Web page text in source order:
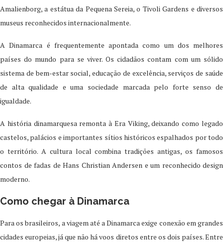
Amalienborg, a estátua da Pequena Sereia, o Tivoli Gardens e diversos
museus reconhecidos internacionalmente.
A Dinamarca é frequentemente apontada como um dos melhores
países do mundo para se viver. Os cidadãos contam com um sólido
sistema de bem-estar social, educação de excelência, serviços de saúde
de alta qualidade e uma sociedade marcada pelo forte senso de
igualdade.
A história dinamarquesa remonta à Era Viking, deixando como legado
castelos, palácios e importantes sítios históricos espalhados por todo
o território. A cultura local combina tradições antigas, os famosos
contos de fadas de Hans Christian Andersen e um reconhecido design
moderno.
Como chegar à Dinamarca
Para os brasileiros, a viagem até a Dinamarca exige conexão em grandes
cidades europeias, já que não há voos diretos entre os dois países. Entre